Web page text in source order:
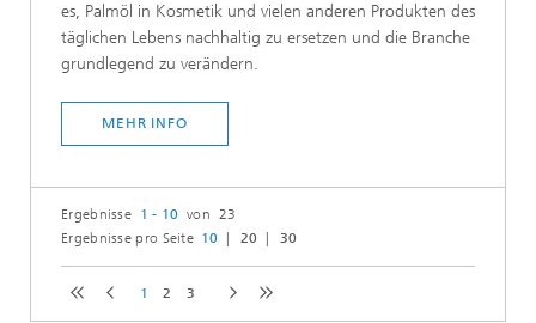
es, Palmöl in Kosmetik und vielen anderen Produkten des
täglichen Lebens nachhaltig zu ersetzen und die Branche
grundlegend zu verändern.
MEHR INFO
Ergebnisse 1 - 10 von 23
Ergebnisse pro Seite 10 20 30
1 2 3